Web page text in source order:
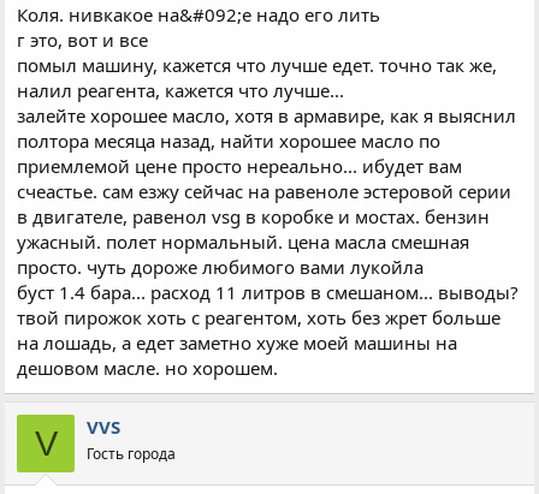
Коля. нивкакое на&#092;е надо его лить
г это, вот и все
помыл машину, кажется что лучше едет. точно так же,
налил реагента, кажется что лучше...
залейте хорошее масло, хотя в армавире, как я выяснил
полтора месяца назад, найти хорошее масло по
приемлемой цене просто нереально... ибудет вам
счеастье. сам езжу сейчас на равеноле эстеровой серии
в двигателе, равенол vsg в коробке и мостах. бензин
ужасный. полет нормальный. цена масла смешная
просто. чуть дороже любимого вами лукойла
буст 1.4 бара... расход 11 литров в смешаном... выводы?
твой пирожок хоть с реагентом, хоть без жрет больше
на лошадь, а едет заметно хуже моей машины на
дешовом масле. но хорошем.
V VVS
Гость города